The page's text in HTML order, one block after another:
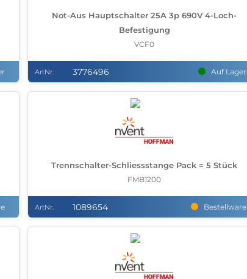
Not-Aus Hauptschalter 25A 3p 690V 4-Loch-
Befestigung
VCF0
ArtNr. 3776496 Auf Lager
Trennschalter-Schliessstange Pack = 5 Stück
FMB1200
ArtNr. 1089654 Bestellware